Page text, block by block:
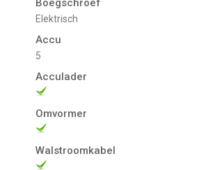
Elektrisch
Accu
5
Acculader
Omvormer
Walstroomkabel